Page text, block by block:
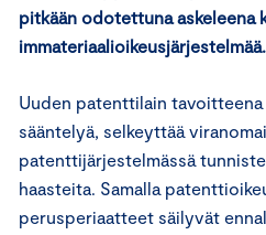
pitkään odotettuna askeleena
immateriaalioikeusjärjestelmää.
Uuden patenttilain
sääntelyä, selkeyttää
patenttijärjestelmässä
haasteita. Samalla
perusperiaatteet säilyvät